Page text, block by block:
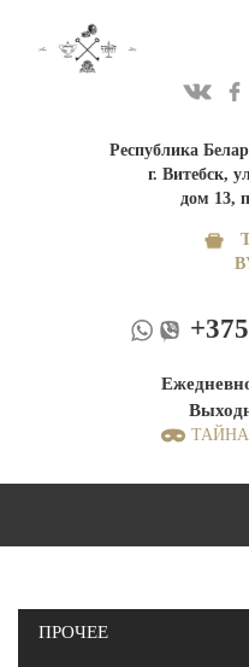
Республика
г. Витебск,
дом 13,
ПРОЧЕЕ